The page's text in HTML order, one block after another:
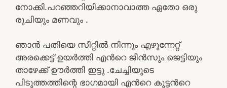
നോക്കി.പറഞ്ഞറിയിക്കാനാവാത്ത ഏതോ ഒരു
രുചിയും മണവും .
ഞാൻ പതിയെ സീറ്റിൽ നിന്നും എഴുന്നേറ്റ്
അരക്കെട്ട് ഉയർത്തി എൻറെ ജീൻസും ജെട്ടിയും
താഴേക്ക് ഊർത്തി ഇട്ടു .ചേച്ചിയുടെ
പിടുത്തത്തിന്റെ ഭാഗമായി എൻറെ കുട്ടൻറെ